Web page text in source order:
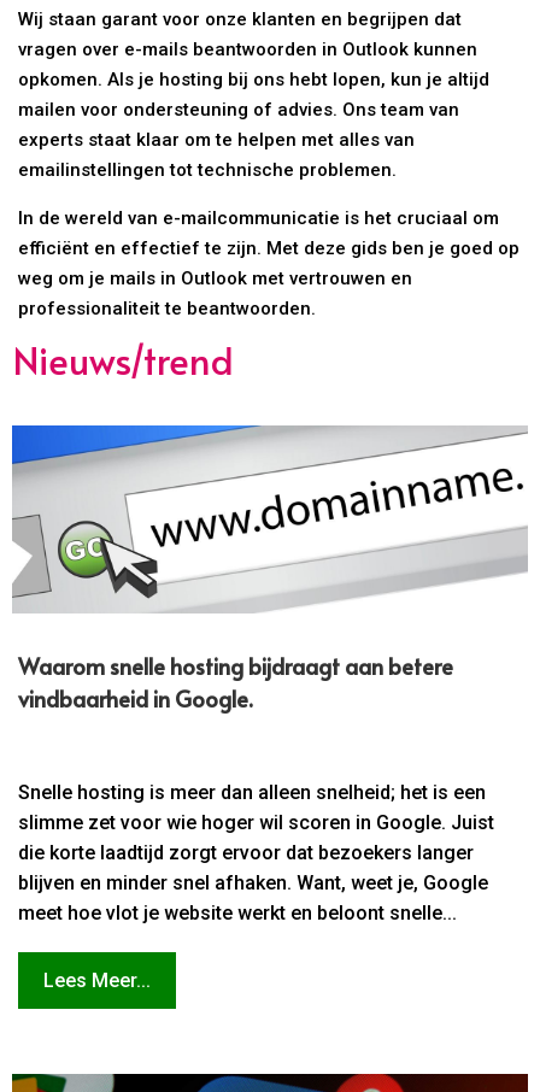
Wij staan garant voor onze klanten en begrijpen dat
vragen over e-mails beantwoorden in Outlook kunnen
opkomen. Als je hosting bij ons hebt lopen, kun je altijd
mailen voor ondersteuning of advies. Ons team van
experts staat klaar om te helpen met alles van
emailinstellingen tot technische problemen.
In de wereld van e-mailcommunicatie is het cruciaal om
efficiënt en effectief te zijn. Met deze gids ben je goed op
weg om je mails in Outlook met vertrouwen en
professionaliteit te beantwoorden.
Nieuws/trend
Waarom snelle hosting bijdraagt aan betere
vindbaarheid in Google.​
Snelle hosting is meer dan alleen snelheid; het is een
slimme zet voor wie hoger wil scoren in Google. Juist
die korte laadtijd zorgt ervoor dat bezoekers langer
blijven en minder snel afhaken. Want, weet je, Google
meet hoe vlot je website werkt en beloont snelle...
Lees Meer...